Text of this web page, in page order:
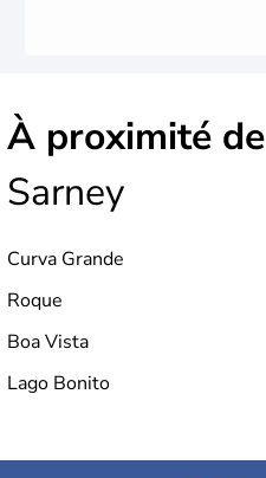
À proximité de
Sarney
Curva Grande
Roque
Boa Vista
Lago Bonito